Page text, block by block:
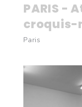
PARIS -
croquis-
Paris